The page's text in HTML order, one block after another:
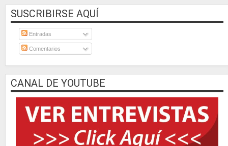
SUSCRIBIRSE AQUÍ
Entradas
Comentarios
CANAL DE YOUTUBE